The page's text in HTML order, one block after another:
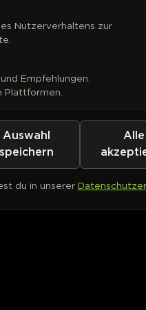
Nutzerverhaltens zur
Empfehlungen.
Plattformen.
Auswahl
speichern
Alle
du in unserer